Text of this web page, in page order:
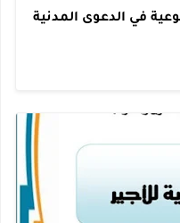
في الدعوى المدنية